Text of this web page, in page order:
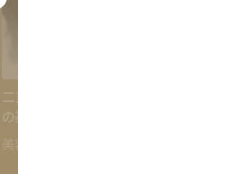
二重の自然癒着法とは？施術
の基本・持続性・ダウンタイ
ム・他施術との比較
美容外科